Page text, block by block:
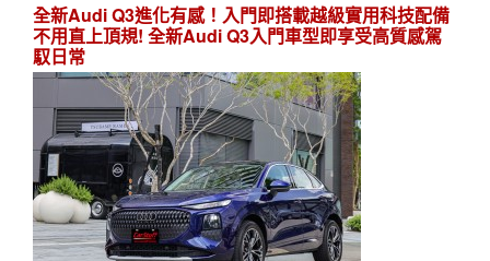
全新Audi Q3進化有感！入門即搭載越級實用科技配備
不用直上頂規! 全新Audi Q3入門車型即享受高質感駕
馭日常